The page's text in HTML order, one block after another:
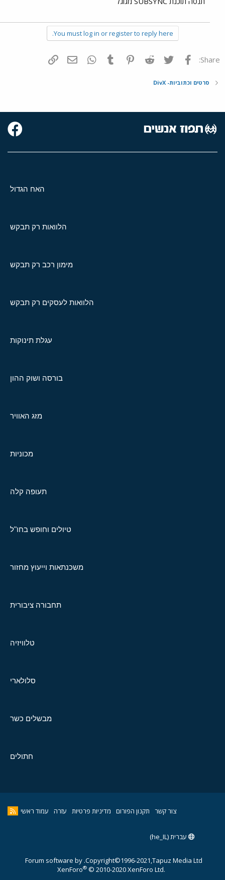
You must log in or register to reply here.
Share: פייסבוק Twitter
Reddit
Pinterest
Tumblr
WhatsAppדואר אלקטרוני
סרטים וכתוביות- DivX
האח הגדול
הלוואות רק תבקש
מימון רכב רק תבקש
הלוואות לעסקים רק תבקש
עגלת תינוקות
בורסה ושוק ההון
מזג האוויר
מכוניות
תעופה קלה
טיולים וחופש בחו"ל
משכנתאות וייעוץ מחזור
תחבורה ציבורית
טלוויזיה
סלולארי
מבשלים כשר
חתולים
צור קשר תקנון הפורום מדיניות פרטיות עזרה עמוד ראשי
עברית (he_IL)
Copyright©1996-2021,Tapuz Media Ltd.
Forum software by
XenForo® © 2010-2020 XenForo Ltd.